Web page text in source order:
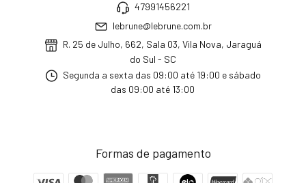
47991456221
lebrune@lebrune.com.br
R. 25 de Julho, 662, Sala 03, Vila Nova, Jaraguá
do Sul - SC
Segunda a sexta das 09:00 até 19:00 e sábado
das 09:00 até 13:00
Formas de pagamento